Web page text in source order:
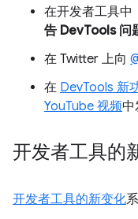
在开发者工具中
告 DevTools 问
在 Twitter 上向
在 DevTools 新
YouTube 视频中
开发者工具的
开发者工具的新变化